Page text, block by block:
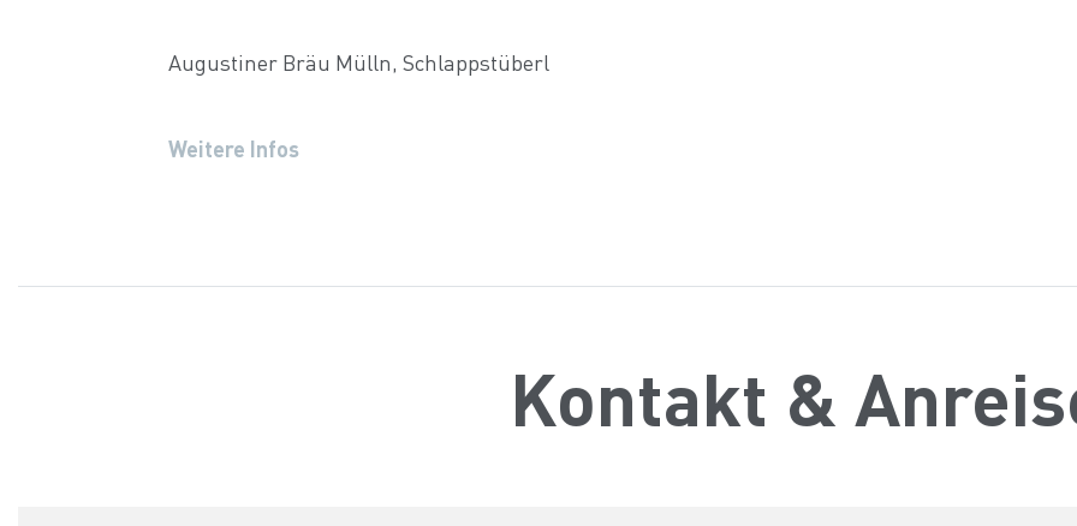
Augustiner Bräu Mülln, Schlappstüberl
Weitere Infos
Kontakt &